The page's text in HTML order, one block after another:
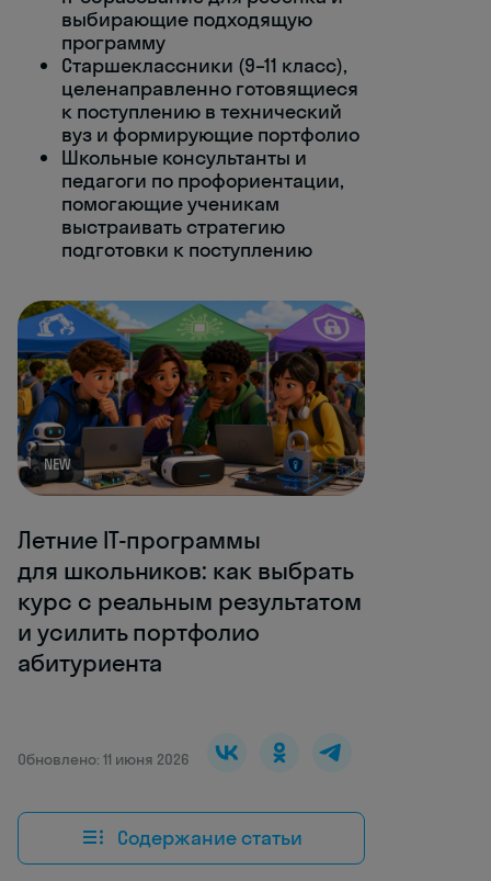
выбирающие подходящую
программу
Старшеклассники (9–11 класс),
целенаправленно готовящиеся
к поступлению в технический
вуз и формирующие портфолио
Школьные консультанты и
педагоги по профориентации,
помогающие ученикам
выстраивать стратегию
подготовки к поступлению
NEW
Летние IT-программы
для школьников: как выбрать
курс с реальным результатом
и усилить портфолио
абитуриента
Обновлено: 11 июня 2026
Содержание статьи